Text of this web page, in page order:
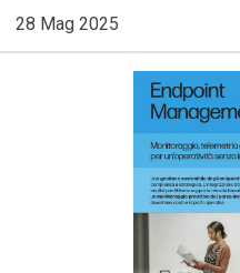
28 Mag 2025